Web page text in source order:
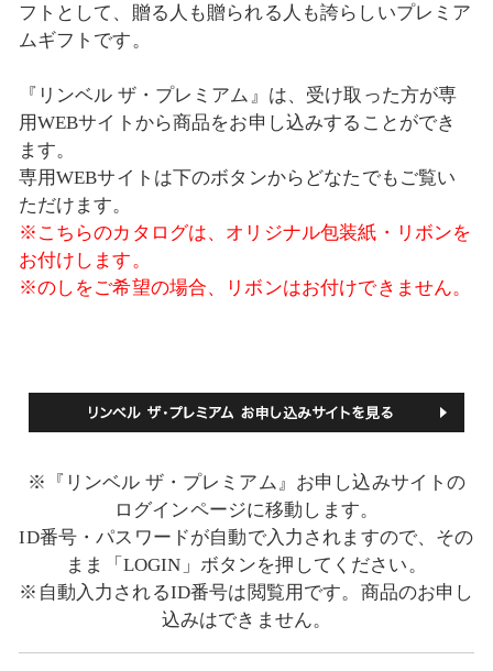
フトとして、贈る人も贈られる人も誇らしいプレミア
ムギフトです。
『リンベル ザ・プレミアム』は、受け取った方が専
用WEBサイトから商品をお申し込みすることができ
ます。
専用WEBサイトは下のボタンからどなたでもご覧い
ただけます。
※こちらのカタログは、オリジナル包装紙・リボンを
お付けします。
※のしをご希望の場合、リボンはお付けできません。
※『リンベル ザ・プレミアム』お申し込みサイトの
ログインページに移動します。
ID番号・パスワードが自動で入力されますので、その
まま「LOGIN」ボタンを押してください。
※自動入力されるID番号は閲覧用です。商品のお申し
込みはできません。